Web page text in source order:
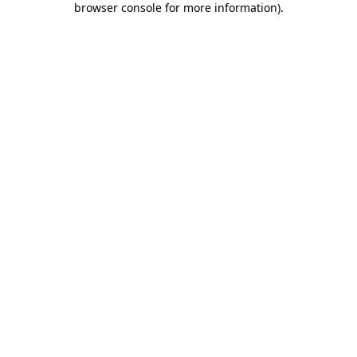
browser console for more information).